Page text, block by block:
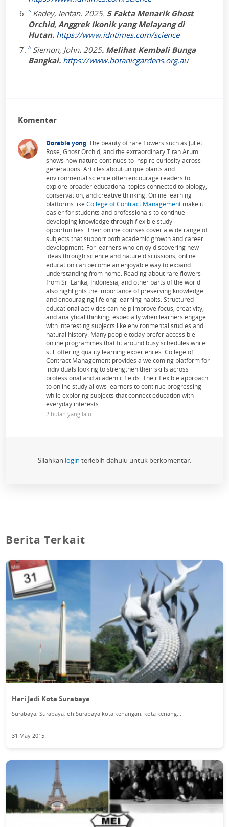
^ Kadey, Ientan. 2025. 5 Fakta Menarik Ghost
Orchid, Anggrek Ikonik yang Melayang di
Hutan. https://www.idntimes.com/science
^ Siemon, John.2025. Melihat Kembali Bunga
Bangkai. https://www.botanicgardens.org.au
Komentar
Dorable yong The beauty of rare flowers such as Juliet
Rose, Ghost Orchid, and the extraordinary Titan Arum
shows how nature continues to inspire curiosity across
generations. Articles about unique plants and
environmental science often encourage readers to
explore broader educational topics connected to biology,
conservation, and creative thinking. Online learning
platforms likeCollege of Contract Management make it
easier for students and professionals to continue
developing knowledge through flexible study
opportunities. Their online courses cover a wide range of
subjects that support both academic growth and career
development. For learners who enjoy discovering new
ideas through science and nature discussions, online
education can become an enjoyable way to expand
understanding from home. Reading about rare flowers
from Sri Lanka, Indonesia, and other parts of the world
also highlights the importance of preserving knowledge
and encouraging lifelong learning habits. Structured
educational activities can help improve focus, creativity,
and analytical thinking, especially when learners engage
with interesting subjects like environmental studies and
natural history. Many people today prefer accessible
online programmes that fit around busy schedules while
still offering quality learning experiences. College of
Contract Management provides a welcoming platform for
individuals looking to strengthen their skills across
professional and academic fields. Their flexible approach
to online study allows learners to continue progressing
while exploring subjects that connect education with
everyday interests.
2 bulan yang lalu
Silahkan login terlebih dahulu untuk berkomentar.
Berita Terkait
Hari Jadi Kota Surabaya
Surabaya, Surabaya, oh Surabaya kota kenangan, kota kenang...
31 May 2015